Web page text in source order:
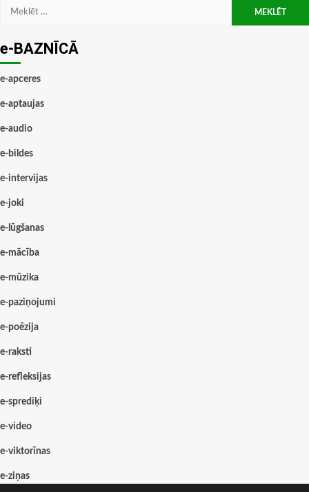
Meklēt:
e-BAZNĪCĀ
e-apceres
e-aptaujas
e-audio
e-bildes
e-intervijas
e-joki
e-lūgšanas
e-mācība
e-mūzika
e-paziņojumi
e-poēzija
e-raksti
e-refleksijas
e-sprediķi
e-video
e-viktorīnas
e-ziņas